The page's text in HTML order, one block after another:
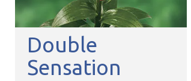
Double
Sensation